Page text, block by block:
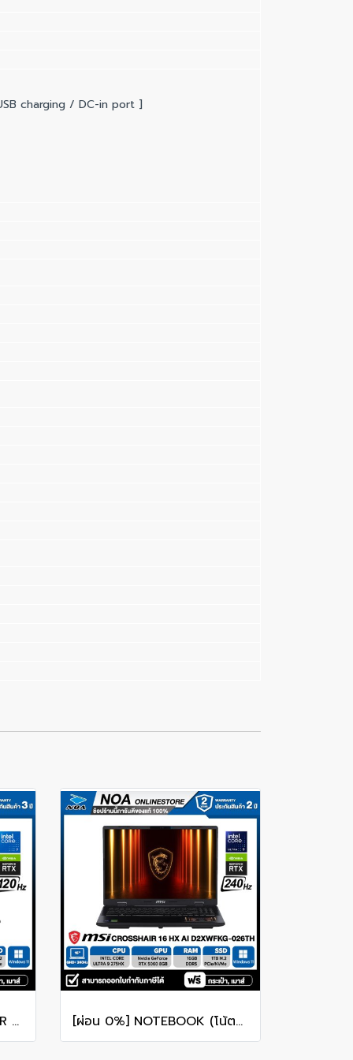
charging / DC-in port ]
NOTEBOOK (โน๊ตบุ๊ค) ACER NITRO V 16 ANV16-I31-73Z0 16-inch WUXGA/CORE 7 240H/16GB/SSD 1TB/RTX 5060/WINDOWS 11 รับประกันซ่อมฟรีถึงบ้าน 3ปี [ผ่อน 0%] NOTEBOOK (โน้ตบุ๊ก) MSI CROSSHAIR 16 HX AI D2XWFKG-026TH 16" QHD+ 240Hz/CORE ULTRA 9 275HX/RAM 16GB/SSD 1B/RTX 5060/WINDOWS /11+OFFICE รับประกันศูนย์ไทย 2ปี